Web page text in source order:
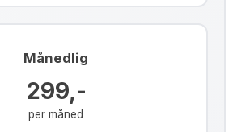
Månedlig
299,-
per måned